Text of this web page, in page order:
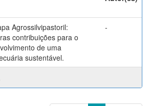
Agrossilvipastoril:
contribuições para o
de uma
sustentável.
-